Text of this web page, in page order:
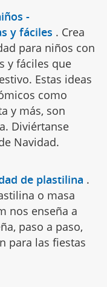
-
y fáciles . Crea
para niños con
y fáciles que
Estas ideas
como
y más, son
Diviértanse
Navidad.
de plastilina .
o masa
nos enseña a
paso a paso,
para las fiestas